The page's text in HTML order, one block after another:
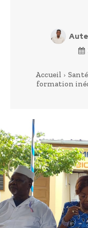
Accueil Santé
formation